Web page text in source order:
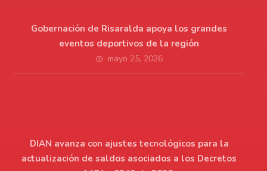
Gobernación de Risaralda apoya los grandes
eventos deportivos de la región
mayo 25, 2026
DIAN avanza con ajustes tecnológicos para la
actualización de saldos asociados a los Decretos